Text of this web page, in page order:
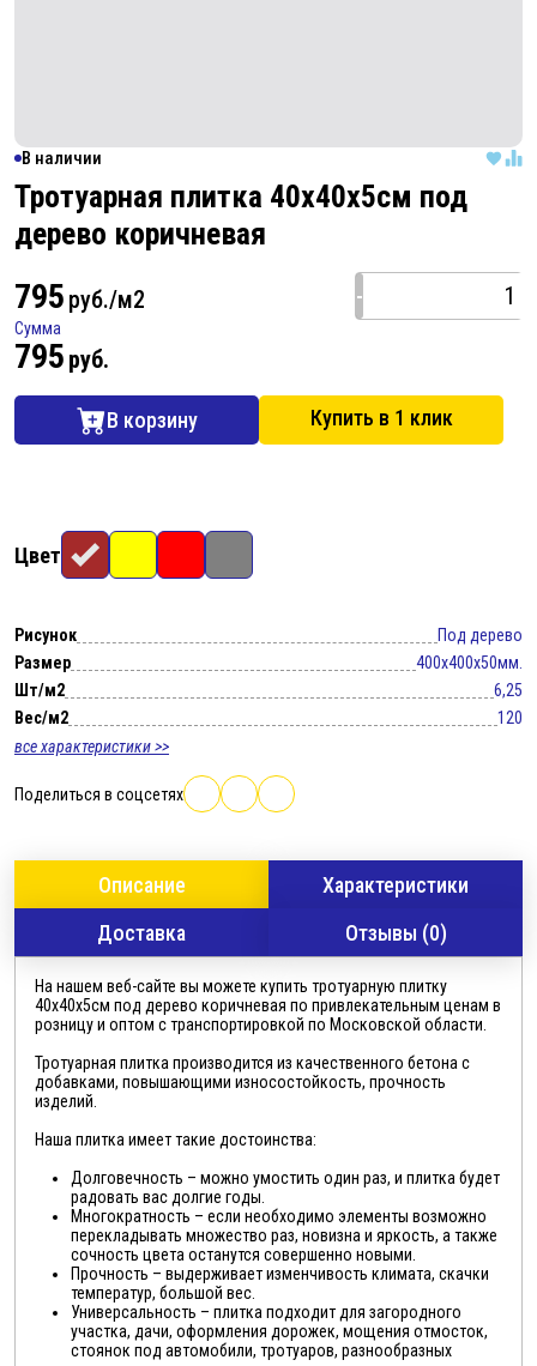
В наличии
Тротуарная плитка 40х40х5см под
дерево коричневая
795 руб./м2 -
Сумма
795 руб.
В корзину Купить в 1 клик
Цвет
Рисунок
Под дерево
Размер
400x400x50мм.
Шт/м2
6,25
Вес/м2
120
все характеристики >>
Поделиться в соцсетях
Описание
Характеристики
Доставка
Отзывы (0)
На нашем веб-сайте вы можете купить тротуарную плитку
40х40х5см под дерево коричневая по привлекательным ценам в
розницу и оптом с транспортировкой по Московской области.
Тротуарная плитка производится из качественного бетона с
добавками, повышающими износостойкость, прочность
изделий.
Наша плитка имеет такие достоинства:
Долговечность – можно умостить один раз, и плитка будет
радовать вас долгие годы.
Многократность – если необходимо элементы возможно
перекладывать множество раз, новизна и яркость, а также
сочность цвета останутся совершенно новыми.
Прочность – выдерживает изменчивость климата, скачки
температур, большой вес.
Универсальность – плитка подходит для загородного
участка, дачи, оформления дорожек, мощения отмосток,
стоянок под автомобили, тротуаров, разнообразных